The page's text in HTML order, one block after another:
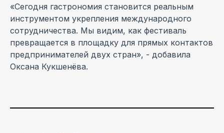
«Сегодня гастрономия становится реальным
инструментом укрепления международного
сотрудничества. Мы видим, как фестиваль
превращается в площадку для прямых контактов
предпринимателей двух стран», - добавила
Оксана Кукшенёва.